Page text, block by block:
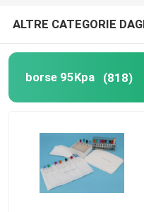
Rifornimenti medici
tubo centrifugo
Pacchetti del gel del
ALTRE CATEGORIE
borse 95Kpa (818)